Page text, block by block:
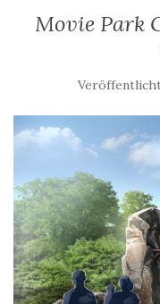
Movie Park